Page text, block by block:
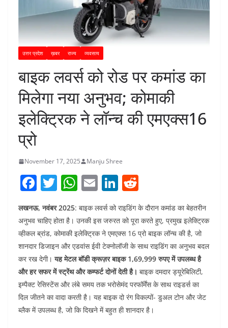
उत्तर प्रदेश ख़बर राज्य व्यवसाय
बाइक लवर्स को रोड पर कमांड का
मिलेगा नया अनुभव; कोमाकी
इलेक्ट्रिक ने लॉन्च की एमएक्स16
प्रो
November 17, 2025 Manju Shree
F
c
e
b
o
o
k
T
itt
er
W
at
s
A
p
p
E
m
ai
l
Li
n
k
e
dI
n
e
d
di
t
लखनऊ, नवंबर 2025: बाइक लवर्स को राइडिंग के दौरान कमांड का बेहतरीन
अनुभव चाहिए होता है। उनकी इस जरुरत को पूरा करते हुए, प्रमुख इलेक्ट्रिक
व्हीकल ब्रांड, कोमाकी इलेक्ट्रिक ने एमएक्स 16 प्रो बाइक लॉन्च की है, जो
शानदार डिजाइन और एडवांस ईवी टेक्नोलॉजी के साथ राइडिंग का अनुभव बदल
कर रख देगी।यह मेटल बॉडी क्रूज़र बाइक 1,69,999 रुपए में उपलब्ध है
और हर सफर में स्ट्रेंथ और कम्फर्ट दोनों देती है। बाइक दमदार ड्यूरेबिलिटी,
इम्पैक्ट रेसिस्टेंस और लंबे समय तक भरोसेमंद परफॉर्मेंस के साथ राइडर्स का
दिल जीतने का वादा करती है। यह बाइक दो रंग विकल्पों- डुअल टोन और जेट
ब्लैक में उपलब्ध है, जो कि दिखने में बहुत ही शानदार है।